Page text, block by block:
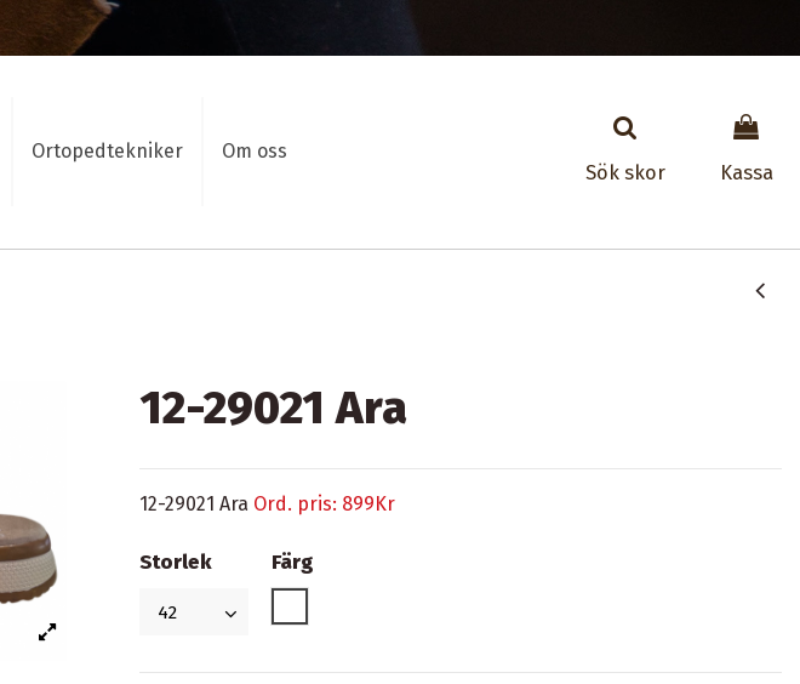
Ortopedtekniker
Om oss
Sök skor
Kassa
12-29021 Ara
12-29021 Ara Ord. pris: 899Kr
Storlek
Färg